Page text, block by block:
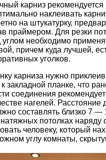
карниз рекомендуется
наклеивать
на штукатурку,
праймером. Для резки
углом необходимо
причем куда лучшей,
уголков.
карниза нужно
закладной планке, что
соединения
нагелей. Расстояние
составлять близко 7 —
потолках наряду
человеку, который
углу комнаты,